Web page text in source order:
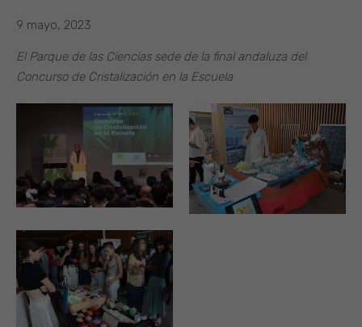
9 mayo, 2023
El Parque de las Ciencias sede de la final andaluza del
Concurso de Cristalización en la Escuela